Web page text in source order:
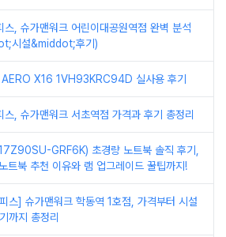
스, 슈가맨워크 어린이대공원역점 완벽 분석
시설&middot;후기)
X16 1VH93KRC94D 실사용 후기
스, 슈가맨워크 서초역점 가격과 후기 총정리
GRF6K) 초경량 노트북 솔직 후기,
트북 추천 이유와 램 업그레이드 꿀팁까지!
스] 슈가맨워크 학동역 1호점, 가격부터 시설
까지 총정리